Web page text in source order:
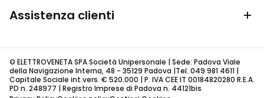
Assistenza clienti
© ELETTROVENETA SPA Società Unipersonale | Sede: Padova Viale
della Navigazione Interna, 48 - 35129 Padova |Tel. 049 981 4611 |
Capitale Sociale int.vers. € 520.000 | P. IVA CEE IT 00184820280 R.E.A.
PD n. 248977 | Registro Imprese di Padova n. 44121bis